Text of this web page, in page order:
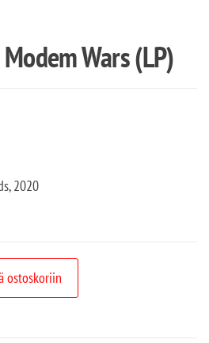
Wars (LP)
2020
ostoskoriin